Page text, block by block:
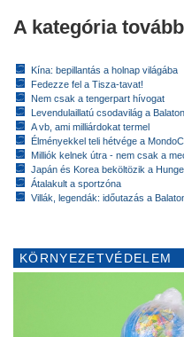
A kategória
Kína: bepillantás a holnap világába
Fedezze fel a Tisza-tavat!
Nem csak a tengerpart hívogat
Levendulaillatú csodavilág a
A vb, ami milliárdokat termel
Élményekkel teli hétvége a
Milliók kelnek útra - nem csak a
Japán és Korea beköltözik a
Átalakult a sportzóna
Villák, legendák: időutazás a
KÖRNYEZETVÉDELEM